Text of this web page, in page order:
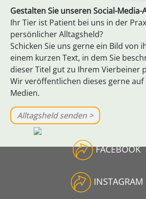
Gestalten Sie unseren Social-
Ihr Tier ist Patient bei uns in der
persönlicher Alltagsheld?
Schicken Sie uns gerne ein Bild von
einem kurzen Text, in dem Sie
dieser Titel gut zu Ihrem Vierbeiner
Wir veröffentlichen dieses gerne auf
Medien.
Alltagsheld senden >
FACEBOOK
INSTAGRAM